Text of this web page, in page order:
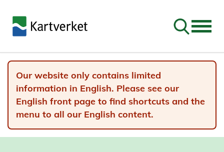
Go to
Our website only contains limited
information in English. Please see our
English front page to find shortcuts and the
menu to all our English content.